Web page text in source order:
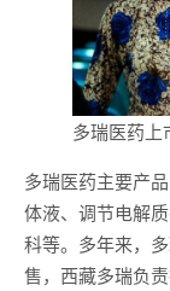
多瑞医药上
多瑞医药主要产
体液、调节电解
科等。多年来，
售，西藏多瑞负